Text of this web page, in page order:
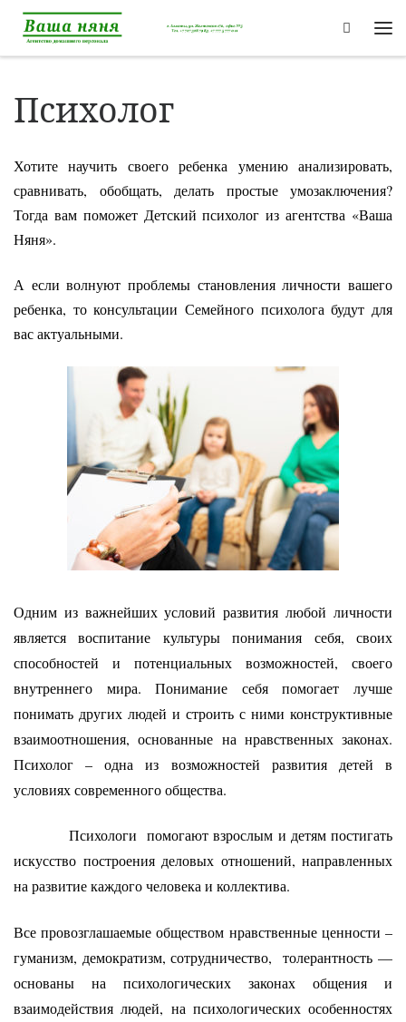
Перейти к содержимому
Search
Психолог
Хотите научить своего ребенка умению анализировать,
сравнивать, обобщать, делать простые умозаключения?
Тогда вам поможет Детский психолог из агентства «Ваша
Няня».
А если волнуют проблемы становления личности вашего
ребенка, то консультации Семейного психолога будут для
вас актуальными.
Одним из важнейших условий развития любой личности
является воспитание культуры понимания себя, своих
способностей и потенциальных возможностей, своего
внутреннего мира. Понимание себя помогает лучше
понимать других людей и строить с ними конструктивные
взаимоотношения, основанные на нравственных законах.
Психолог – одна из возможностей развития детей в
условиях современного общества.
Психологи помогают взрослым и детям постигать
искусство построения деловых отношений, направленных
на развитие каждого человека и коллектива.
Все провозглашаемые обществом нравственные ценности –
гуманизм, демократизм, сотрудничество, толерантность —
основаны на психологических законах общения и
взаимодействия людей, на психологических особенностях